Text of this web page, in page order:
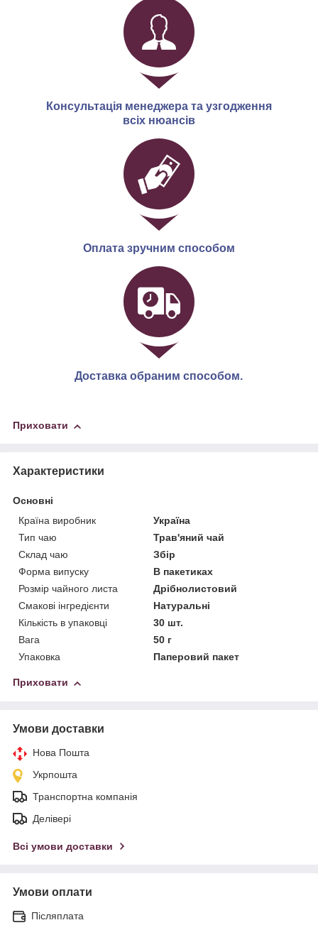
Консультація менеджера та узгодження
всіх нюансів
Оплата зручним способом
Доставка обраним способом.
Приховати
Характеристики
Основні
Країна виробник
Україна
Тип чаю
Трав'яний чай
Склад чаю
Збір
Форма випуску
В пакетиках
Розмір чайного листа
Дрібнолистовий
Смакові інгредієнти
Натуральні
Кількість в упаковці
30 шт.
Вага
50 г
Упаковка
Паперовий пакет
Приховати
Умови доставки
Нова Пошта
Укрпошта
Транспортна компанія
Делівері
Всі умови доставки
Умови оплати
Післяплата